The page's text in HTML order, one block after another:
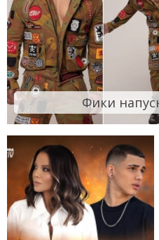
Фики